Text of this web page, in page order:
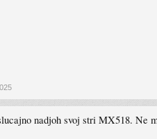
nadjoh svoj stri MX518. Ne